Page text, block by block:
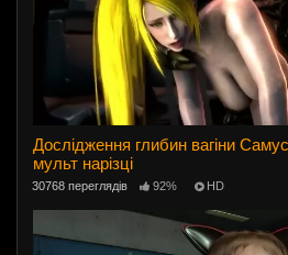
Дослідження глибин вагіни
мульт нарізці
30768 переглядів 92% HD